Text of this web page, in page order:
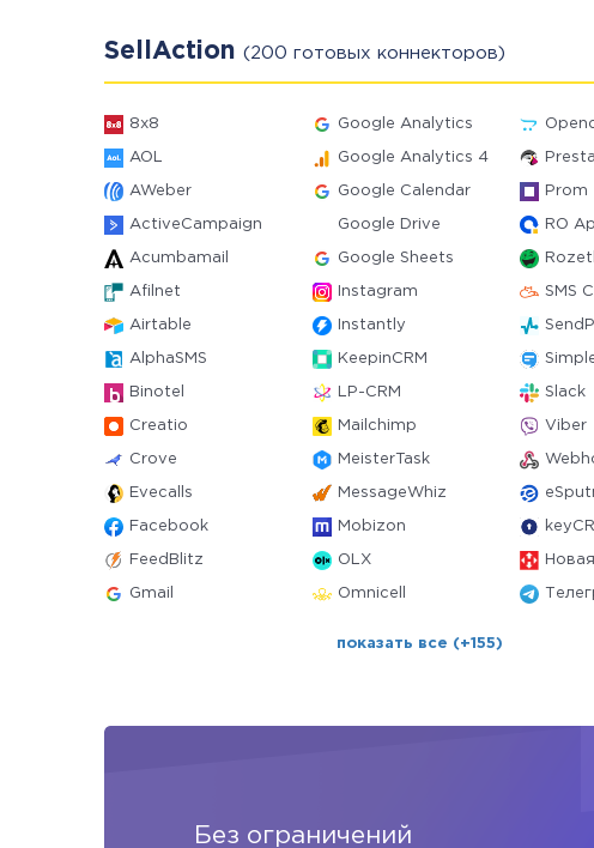
SellAction (200 готовых коннекторов)
8x8 Google Analytics
AOL Google Analytics 4
AWeber Google Calendar Prom
ActiveCampaign Google Drive RO
Acumbamail Google Sheets
Afilnet Instagram SMS
Airtable Instantly
AlphaSMS KeepinCRM
Binotel LP-CRM Slack
Creatio Mailchimp Viber
Crove MeisterTask
Evecalls MessageWhiz
Facebook Mobizon
FeedBlitz OLX
Gmail Omnicell
показать все (+155)
Без ограничений